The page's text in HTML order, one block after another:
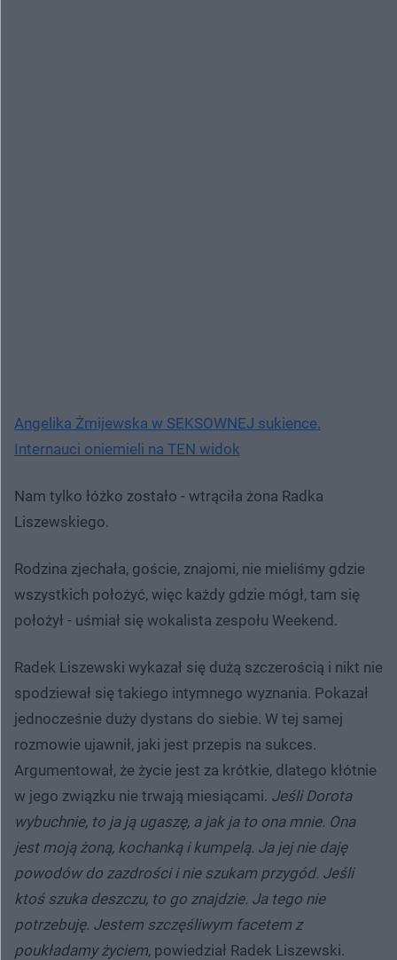
Angelika Żmijewska w SEKSOWNEJ sukience.
Internauci oniemieli na TEN widok
Nam tylko łóżko zostało - wtrąciła żona Radka
Liszewskiego.
Rodzina zjechała, goście, znajomi, nie mieliśmy gdzie
wszystkich położyć, więc każdy gdzie mógł, tam się
położył - uśmiał się wokalista zespołu Weekend.
Radek Liszewski wykazał się dużą szczerością i nikt nie
spodziewał się takiego intymnego wyznania. Pokazał
jednocześnie duży dystans do siebie. W tej samej
rozmowie ujawnił, jaki jest przepis na sukces.
Argumentował, że życie jest za krótkie, dlatego kłótnie
w jego związku nie trwają miesiącami. Jeśli Dorota
wybuchnie, to ja ją ugaszę, a jak ja to ona mnie. Ona
jest moją żoną, kochanką i kumpelą. Ja jej nie daję
powodów do zazdrości i nie szukam przygód. Jeśli
ktoś szuka deszczu, to go znajdzie. Ja tego nie
potrzebuję. Jestem szczęśliwym facetem z
poukładamy życiem, powiedział Radek Liszewski.